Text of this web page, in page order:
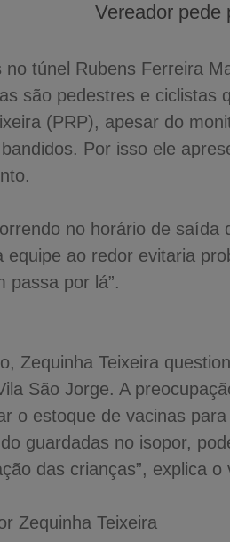
Vereador pede
túnel Rubens Ferreira
são pedestres e ciclistas
(PRP), apesar do
Por isso ele
no horário de
equipe ao redor evitaria
passa por lá”.
Zequinha Teixeira
São Jorge. A
o estoque de vacinas
guardadas no isopor,
das crianças”, explica o
Zequinha Teixeira